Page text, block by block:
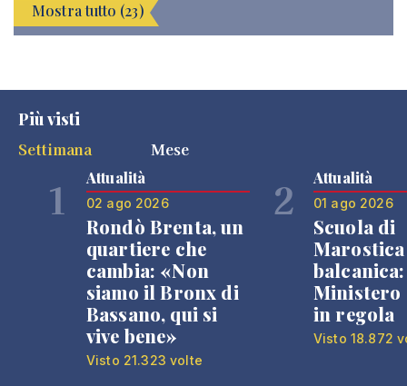
Mostra tutto (23)
Più visti
Settimana
Mese
1 Attualità
02 ago 2026
Rondò Brenta, un
quartiere che
cambia: «Non
siamo il Bronx di
Bassano, qui si
vive bene»
Visto 21.323 volte
2 Attualità
01 ago 2026
Scuola di
Ministero
in regola
Visto 18.872